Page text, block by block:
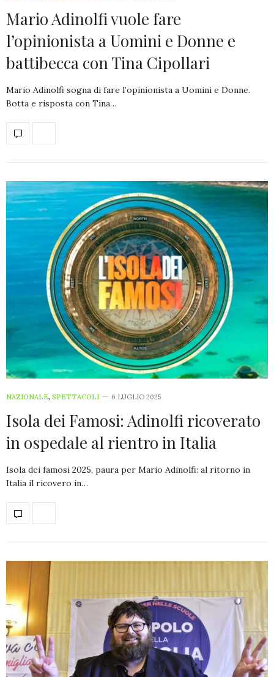
Mario Adinolfi vuole fare
l’opinionista a Uomini e Donne e
battibecca con Tina Cipollari
Mario Adinolfi sogna di fare l’opinionista a Uomini e Donne.
Botta e risposta con Tina…
NAZIONALE, SPETTACOLI 6 LUGLIO 2025
Isola dei Famosi: Adinolfi ricoverato
in ospedale al rientro in Italia
Isola dei famosi 2025, paura per Mario Adinolfi: al ritorno in
Italia il ricovero in…